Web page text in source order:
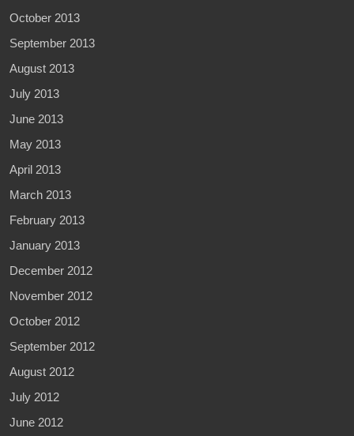
October 2013
September 2013
August 2013
July 2013
June 2013
May 2013
April 2013
March 2013
February 2013
January 2013
December 2012
November 2012
October 2012
September 2012
August 2012
July 2012
June 2012